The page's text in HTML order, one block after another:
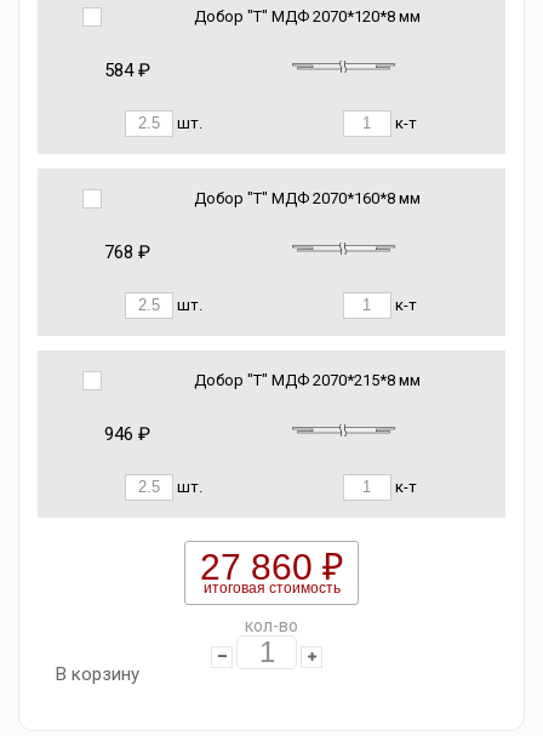
Добор "Т" МДФ 2070*120*8 мм
584 ₽
шт. к-т
Добор "Т" МДФ 2070*160*8 мм
768 ₽
шт. к-т
Добор "Т" МДФ 2070*215*8 мм
946 ₽
шт. к-т
27 860 ₽
итоговая стоимость
кол-во
В корзину